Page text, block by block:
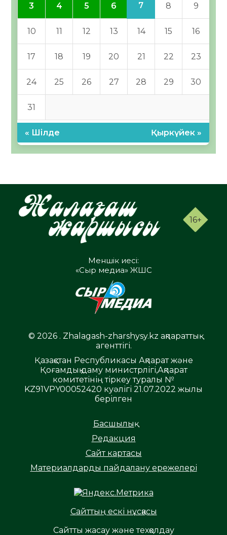
3 4 5 6 7 8 9
10 11 12 13 14 15 16
17 18 19 20 21 22 23
24 25 26 27 28 29 30
31
« Шілде Қыркүйек »
16+
Меншік иесі:
«Сыр медиа» ЖШС
© 2026 . Zhalagash-zharshysy.kz ақпараттық
агенттігі.
Қазақстан Республикасы Ақпарат және
Қоғамдық даму министрлігі,Ақпарат
комитетінің тіркеу туралы №
KZ91VPY00052420 куәлігі 21.07.2022 жылы
берілген
Басшылық
Редакция
Сайт картасы
Материалдарды пайдалану ережелері
Сайттың ескі нұсқасы
Сайтты жасау және техқолдау